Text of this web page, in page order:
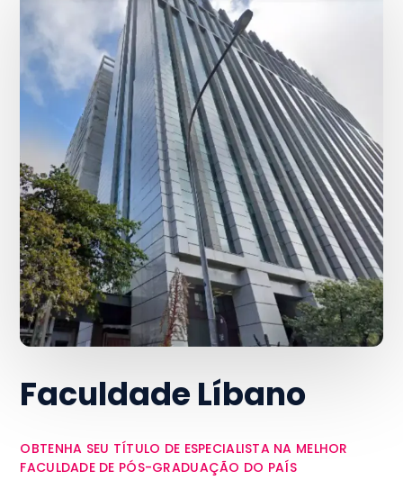
Faculdade Líbano
OBTENHA SEU TÍTULO DE ESPECIALISTA NA MELHOR
FACULDADE DE PÓS-GRADUAÇÃO DO PAÍS